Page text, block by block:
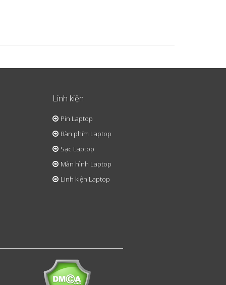
Linh kiện
Pin Laptop
Bàn phím Laptop
Sạc Laptop
Màn hình Laptop
Linh kiện Laptop